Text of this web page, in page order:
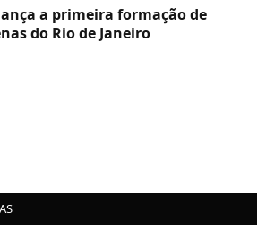
a primeira formação de
do Rio de Janeiro